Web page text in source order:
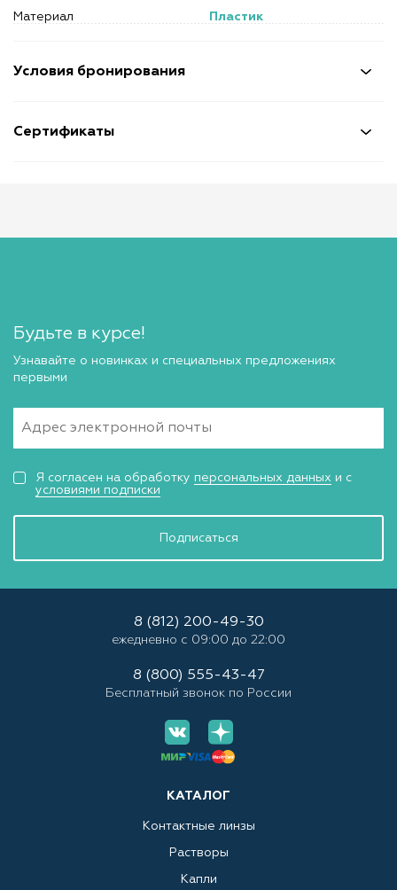
Условия бронирования
Сертификаты
Материал Пластик
Будьте в курсе!
Узнавайте о новинках и специальных предложениях
первыми
Подписаться
Я согласен на обработку персональных данных и с
условиями подписки
КАТАЛОГ
Контактные линзы
Растворы
Капли
8 (812) 200-49-30
ежедневно с 09:00 до 22:00
8 (800) 555-43-47
Бесплатный звонок по России